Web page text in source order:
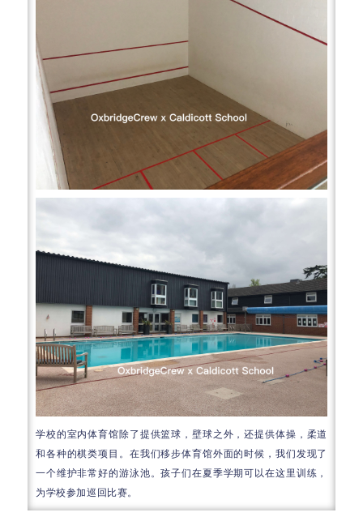
学校的室内体育馆除了提供篮球，壁球之外，还提供体操，柔道
和各种的棋类项目。在我们移步体育馆外面的时候，我们发现了
一个维护非常好的游泳池。孩子们在夏季学期可以在这里训练，
为学校参加巡回比赛。